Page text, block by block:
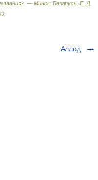
— Минск: Беларусь Е. Д.
Аллод